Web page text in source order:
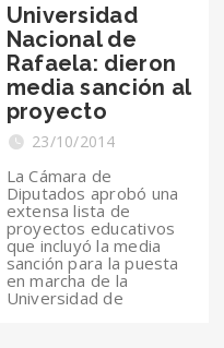
Universidad
Nacional de
Rafaela: dieron
media sanción al
proyecto
23/10/2014
La Cámara de
Diputados aprobó una
extensa lista de
proyectos educativos
que incluyó la media
sanción para la puesta
en marcha de la
Universidad de